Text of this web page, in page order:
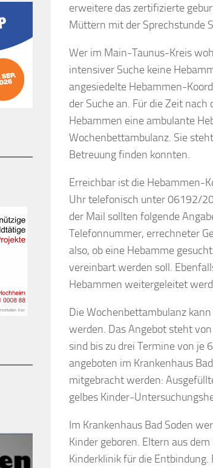
erweitere das zertifizierte
Müttern mit der Sprechstunde
Wer im Main-Taunus-Kreis
intensiver Suche keine
angesiedelte Hebammen-
der Suche an. Für die Zeit
Hebammen eine ambulante
Wochenbettambulanz. Sie
Betreuung finden konnten.
Erreichbar ist die Hebammen-
Uhr telefonisch unter 06192/
der Mail sollten folgende
Telefonnummer, errechneter
also, ob eine Hebamme
vereinbart werden soll.
Hebammen weitergeleitet
Die Wochenbettambulanz
werden. Das Angebot steht
sind bis zu drei Termine von je
angeboten im Krankenhaus
mitgebracht werden:
gelbes Kinder-
Im Krankenhaus Bad Soden
Kinder geboren. Eltern aus
Kinderklinik für die